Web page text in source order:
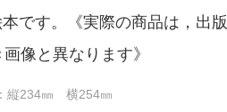
です。《実際の商品は，出版
像と異なります》
縦234㎜ 横254㎜